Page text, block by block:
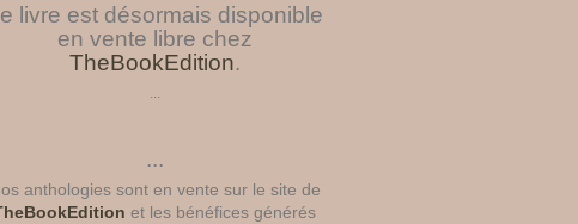
livre est désormais disponible
en vente libre chez
TheBookEdition.
...
...
anthologies sont en vente sur le site de
et les bénéfices générés